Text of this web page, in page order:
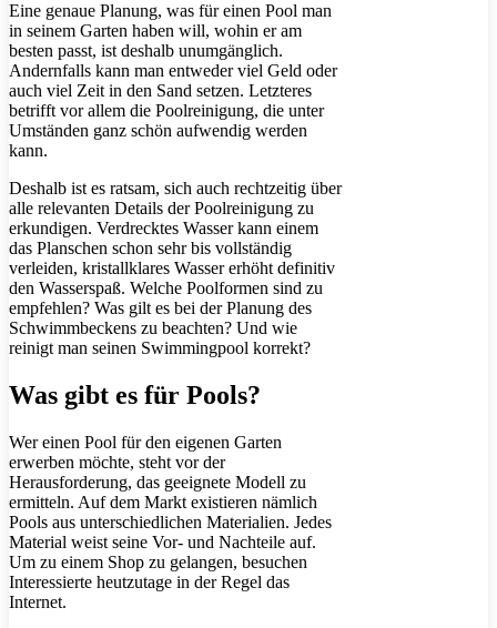
Eine genaue Planung, was für einen Pool man
in seinem Garten haben will, wohin er am
besten passt, ist deshalb unumgänglich.
Andernfalls kann man entweder viel Geld oder
auch viel Zeit in den Sand setzen. Letzteres
betrifft vor allem die Poolreinigung, die unter
Umständen ganz schön aufwendig werden
kann.
Deshalb ist es ratsam, sich auch rechtzeitig über
alle relevanten Details der Poolreinigung zu
erkundigen. Verdrecktes Wasser kann einem
das Planschen schon sehr bis vollständig
verleiden, kristallklares Wasser erhöht definitiv
den Wasserspaß. Welche Poolformen sind zu
empfehlen? Was gilt es bei der Planung des
Schwimmbeckens zu beachten? Und wie
reinigt man seinen Swimmingpool korrekt?
Was gibt es für Pools?
Wer einen Pool für den eigenen Garten
erwerben möchte, steht vor der
Herausforderung, das geeignete Modell zu
ermitteln. Auf dem Markt existieren nämlich
Pools aus unterschiedlichen Materialien. Jedes
Material weist seine Vor- und Nachteile auf.
Um zu einem Shop zu gelangen, besuchen
Interessierte heutzutage in der Regel das
Internet.